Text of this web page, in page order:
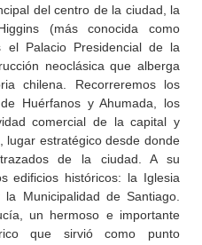
del centro de la ciudad, la
(más conocida como
el Palacio Presidencial de la
neoclásica que alberga
chilena. Recorreremos los
Huérfanos y Ahumada, los
comercial de la capital y
lugar estratégico desde donde
de la ciudad. A su
edificios históricos: la Iglesia
Municipalidad de Santiago.
un hermoso e importante
que sirvió como punto